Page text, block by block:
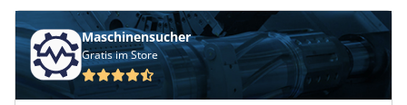
Maschinensucher
Gratis im Store